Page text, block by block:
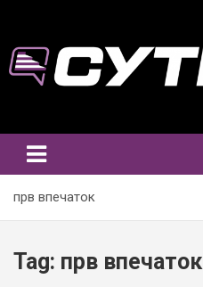
content
прв впечаток
Tag: прв впечаток